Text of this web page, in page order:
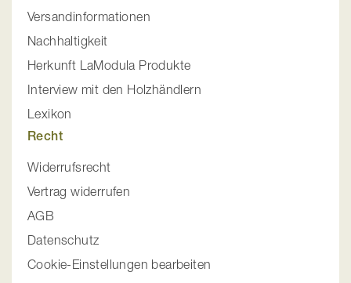
Versandinformationen
Nachhaltigkeit
Herkunft LaModula Produkte
Interview mit den Holzhändlern
Lexikon
Recht
Widerrufsrecht
Vertrag widerrufen
AGB
Datenschutz
Cookie-Einstellungen bearbeiten